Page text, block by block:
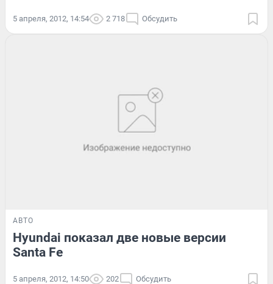
5 апреля, 2012, 14:54 2 718 Обсудить
АВТО
Hyundai показал две новые версии
Santa Fe
5 апреля, 2012, 14:50 202 Обсудить